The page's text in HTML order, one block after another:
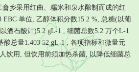
乡采用红曲、糯米和泉水酿制而成的红
EBC 单位, 乙醇体积分数15.2 %, 总糖(以葡
酒石酸计)5.2 gL-1 , 细菌总数5.2 万个L-1
酸总量1.403 52 gL-1 , 各项指标和微量元
饮用, 但饮用前须加热杀菌, 以降低细菌总